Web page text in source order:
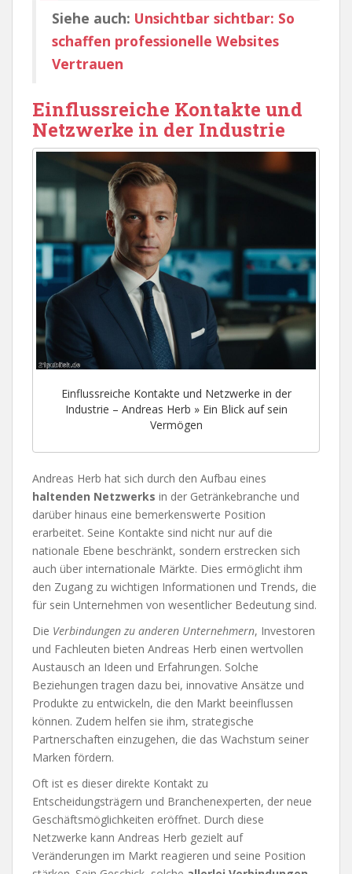
Siehe auch: Unsichtbar sichtbar: So
schaffen professionelle Websites
Vertrauen
Einflussreiche Kontakte und
Netzwerke in der Industrie
Einflussreiche Kontakte und Netzwerke in der
Industrie – Andreas Herb » Ein Blick auf sein
Vermögen
Andreas Herb hat sich durch den Aufbau eines
haltenden Netzwerks in der Getränkebranche und
darüber hinaus eine bemerkenswerte Position
erarbeitet. Seine Kontakte sind nicht nur auf die
nationale Ebene beschränkt, sondern erstrecken sich
auch über internationale Märkte. Dies ermöglicht ihm
den Zugang zu wichtigen Informationen und Trends, die
für sein Unternehmen von wesentlicher Bedeutung sind.
Die Verbindungen zu anderen Unternehmern, Investoren
und Fachleuten bieten Andreas Herb einen wertvollen
Austausch an Ideen und Erfahrungen. Solche
Beziehungen tragen dazu bei, innovative Ansätze und
Produkte zu entwickeln, die den Markt beeinflussen
können. Zudem helfen sie ihm, strategische
Partnerschaften einzugehen, die das Wachstum seiner
Marken fördern.
Oft ist es dieser direkte Kontakt zu
Entscheidungsträgern und Branchenexperten, der neue
Geschäftsmöglichkeiten eröffnet. Durch diese
Netzwerke kann Andreas Herb gezielt auf
Veränderungen im Markt reagieren und seine Position